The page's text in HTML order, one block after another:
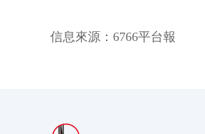
信息來源： 6766平台報